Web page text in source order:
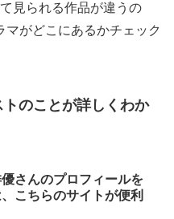
見られる作品が違うの
がどこにあるかチェック
のことが詳しくわか
さんのプロフィールを
こちらのサイトが便利